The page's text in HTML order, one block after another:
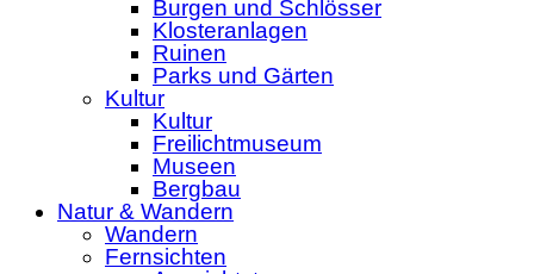
Burgen und Schlösser
Klosteranlagen
Ruinen
Parks und Gärten
Kultur
Kultur
Freilichtmuseum
Museen
Bergbau
Natur & Wandern
Wandern
Fernsichten